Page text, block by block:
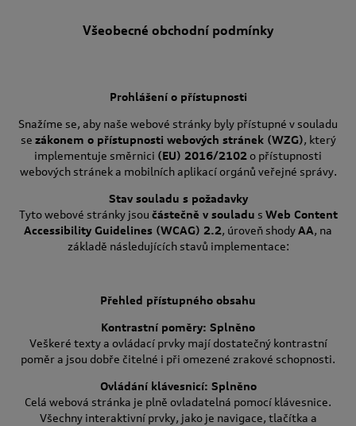
Všeobecné obchodní podmínky
Prohlášení o přístupnosti
Snažíme se, aby naše webové stránky byly přístupné v souladu
se zákonem o přístupnosti webových stránek (WZG), který
implementuje směrnici (EU) 2016/2102o přístupnosti
webových stránek a mobilních aplikací orgánů veřejné správy.
Stav souladu s požadavky
Tyto webové stránky jsou částečně v souladu s Web Content
Accessibility Guidelines (WCAG) 2.2, úroveň shodyAA, na
základě následujících stavů implementace:
Přehled přístupného obsahu
Kontrastní poměry: Splněno
Veškeré texty a ovládací prvky mají dostatečný kontrastní
poměr a jsou dobře čitelné i při omezené zrakové schopnosti.
Ovládání klávesnicí: Splněno
Celá webová stránka je plně ovladatelná pomocí klávesnice.
Všechny interaktivní prvky, jako je navigace, tlačítka a